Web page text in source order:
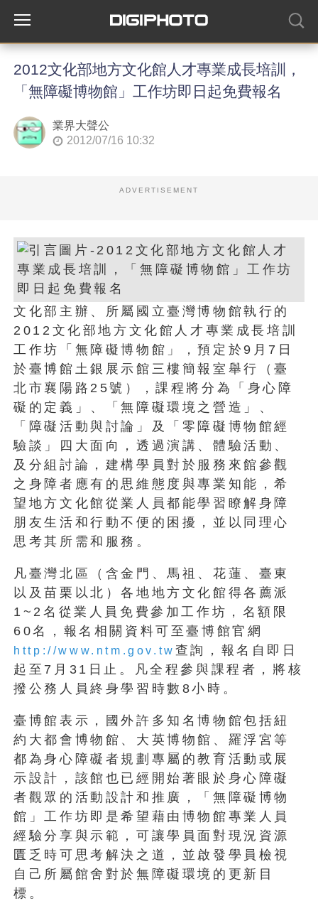
2012文化部地方文化館人才專業成長培訓，
「無障礙博物館」工作坊即日起免費報名
業界大聲公
2012/07/16 10:32
ADVERTISEMENT
文化部主辦、所屬國立臺灣博物館執行的
2012文化部地方文化館人才專業成長培訓
工作坊「無障礙博物館」，預定於9月7日
於臺博館土銀展示館三樓簡報室舉行（臺
北市襄陽路25號），課程將分為「身心障
礙的定義」、「無障礙環境之營造」、
「障礙活動與討論」及「零障礙博物館經
驗談」四大面向，透過演講、體驗活動、
及分組討論，建構學員對於服務來館參觀
之身障者應有的思維態度與專業知能，希
望地方文化館從業人員都能學習瞭解身障
朋友生活和行動不便的困擾，並以同理心
思考其所需和服務。
凡臺灣北區（含金門、馬祖、花蓮、臺東
以及苗栗以北）各地地方文化館得各薦派
1~2名從業人員免費參加工作坊，名額限
60名，報名相關資料可至臺博館官網
http://www.ntm.gov.tw 查詢，報名自即日
起至7月31日止。凡全程參與課程者，將核
撥公務人員終身學習時數8小時。
臺博館表示，國外許多知名博物館包括紐
約大都會博物館、大英博物館、羅浮宮等
都為身心障礙者規劃專屬的教育活動或展
示設計，該館也已經開始著眼於身心障礙
者觀眾的活動設計和推廣，「無障礙博物
館」工作坊即是希望藉由博物館專業人員
經驗分享與示範，可讓學員面對現況資源
匱乏時可思考解決之道，並啟發學員檢視
自己所屬館舍對於無障礙環境的更新目
標。